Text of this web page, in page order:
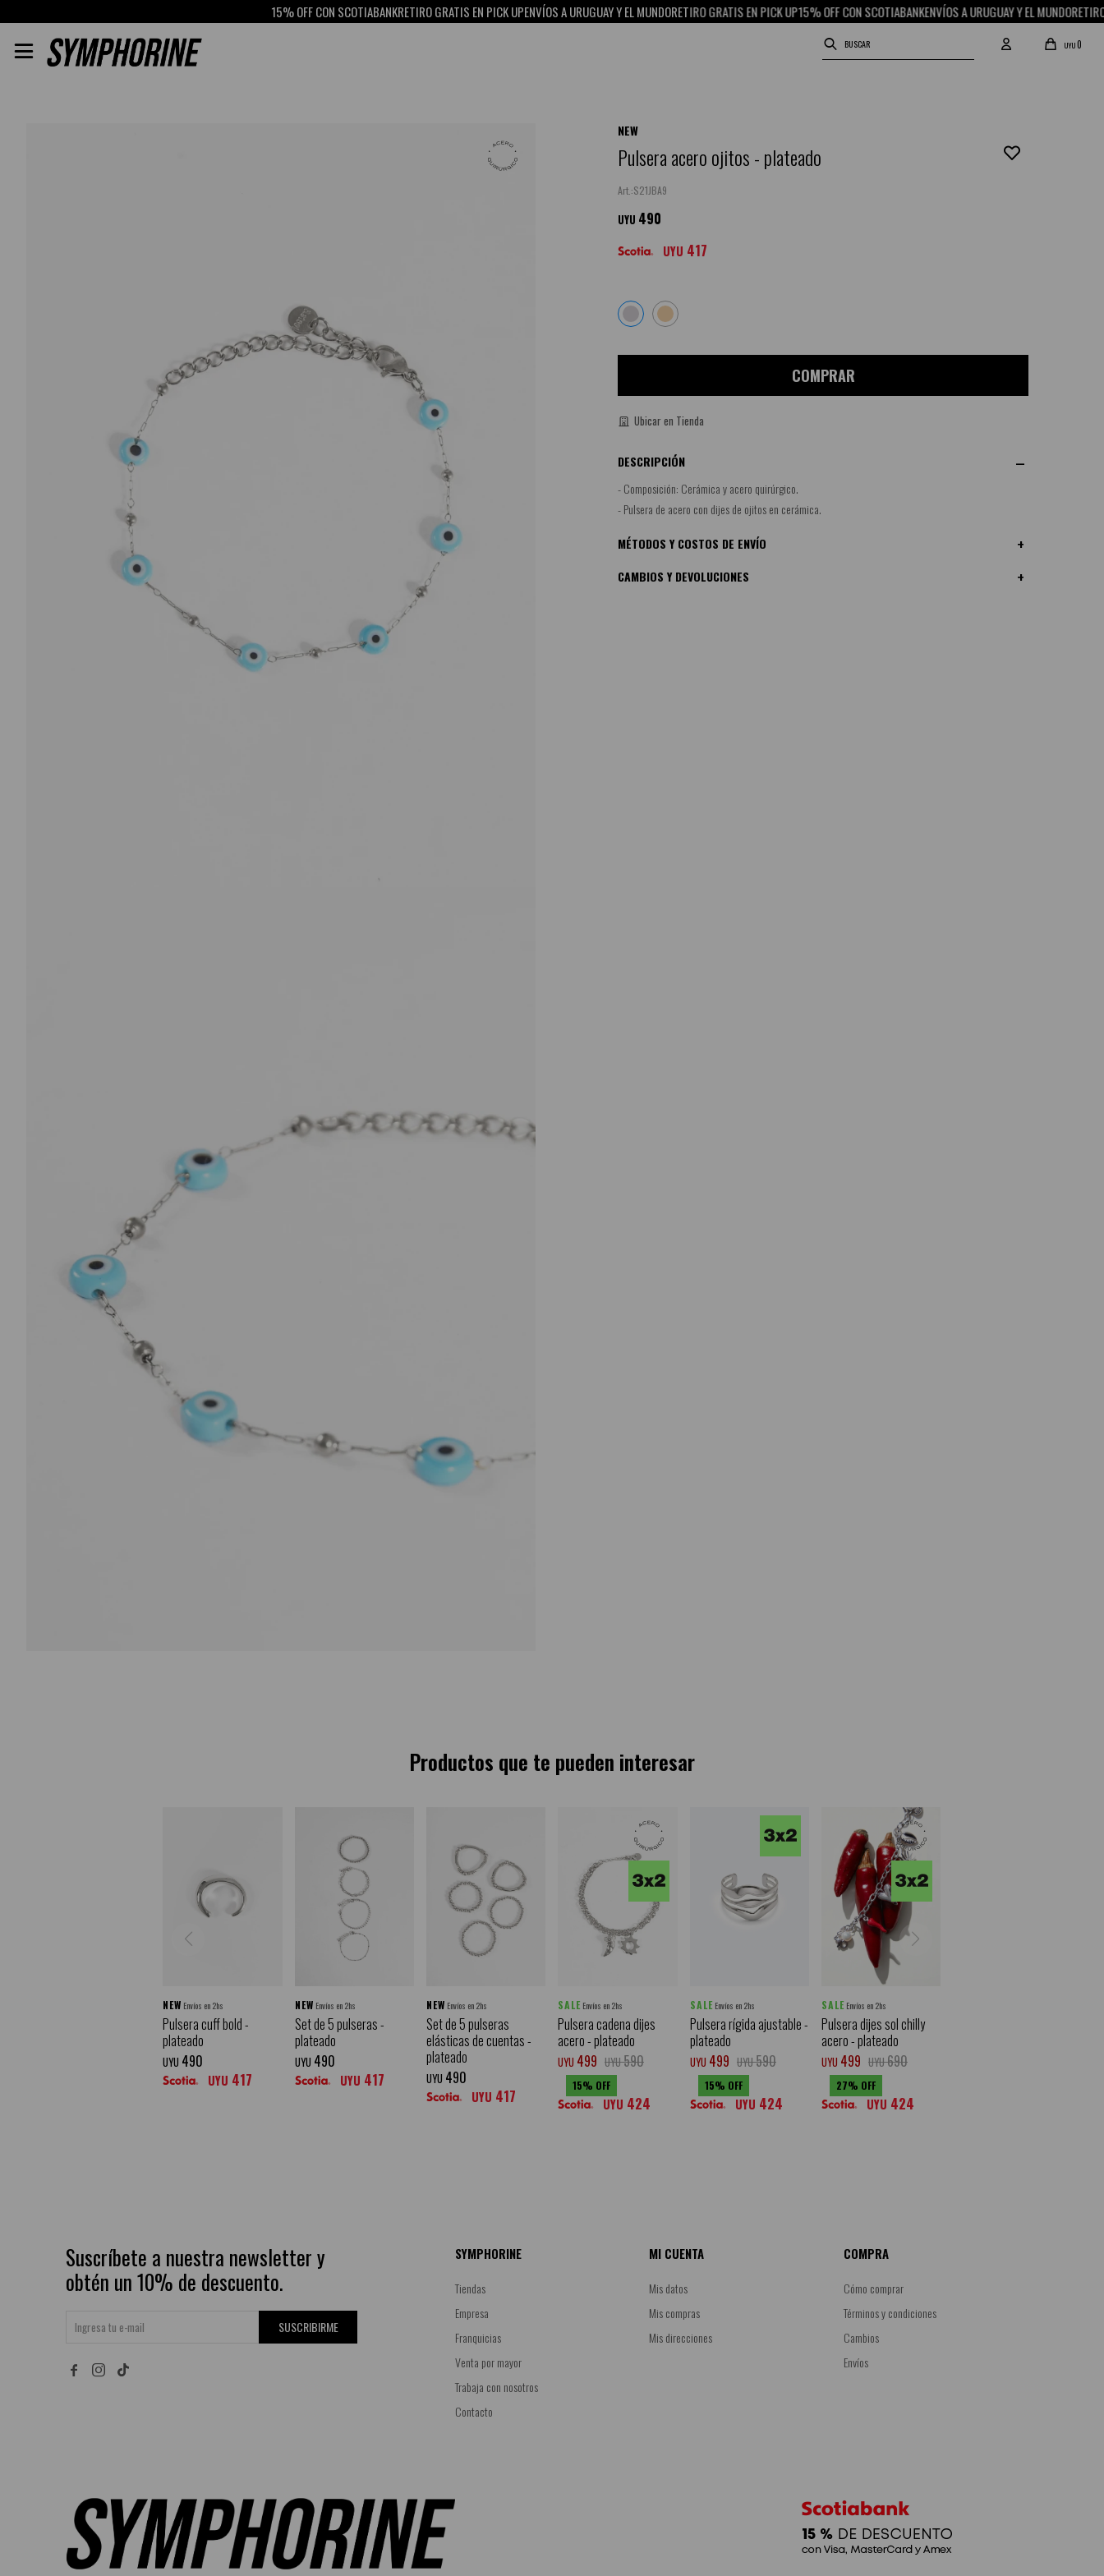
15% OFF CON SCOTIABANKRETIRO GRATIS EN PICK UPENVÍOS A URUGUAY Y EL MUNDORETIRO GRATIS EN PICK UP15% OFF CON SCOTIABANKENVÍOS A URUGUAY Y EL MUNDORETIRO
UYU0

NEW
Pulsera acero ojitos - plateado
S21JBA9
UYU 490
UYU 417
COMPRAR
Ubicar en Tienda
DESCRIPCIÓN
- Composición: Cerámica y acero quirúrgico.
- Pulsera de acero con dijes de ojitos en cerámica.
MÉTODOS Y COSTOS DE ENVÍO
CAMBIOS Y DEVOLUCIONES
Productos que te pueden interesar
NEW Envíos en 2hs
Pulsera cuff bold -
plateado
UYU 490
UYU 417
NEW Envíos en 2hs
Set de 5 pulseras -
plateado
UYU 490
UYU 417
NEW Envíos en 2hs
Set de 5 pulseras
elásticas de cuentas -
plateado
UYU 490
UYU 417
SALE Envíos en 2hs
Pulsera cadena dijes
acero - plateado
UYU 499 UYU590
15
UYU 424
SALE Envíos en 2hs
Pulsera rígida ajustable -
plateado
UYU 499 UYU590
15
UYU 424
SALE Envíos en 2hs
Pulsera dijes sol chilly
acero - plateado
UYU 499 UYU690
27
UYU 424
Suscríbete a nuestra newsletter y
obtén un 10% de descuento.
SUSCRIBIRME
 
SYMPHORINE
Tiendas
Empresa
Franquicias
Venta por mayor
Trabaja con nosotros
Contacto
MI CUENTA
Mis datos
Mis compras
Mis direcciones
COMPRA
Cómo comprar
Términos y condiciones
Cambios
Envíos